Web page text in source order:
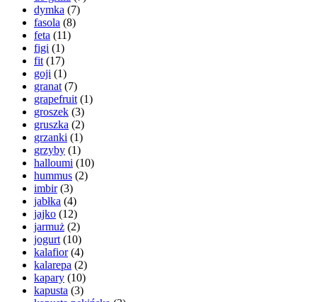
dymka (7)
fasola (8)
feta (11)
figi (1)
fit (17)
goji (1)
granat (7)
grapefruit (1)
groszek (3)
gruszka (2)
grzanki (1)
grzyby (1)
halloumi (10)
hummus (2)
imbir(3)
jabłka (4)
jajko (12)
jarmuż (2)
jogurt (10)
kalafior(4)
kalarepa (2)
kapary (10)
kapusta (3)